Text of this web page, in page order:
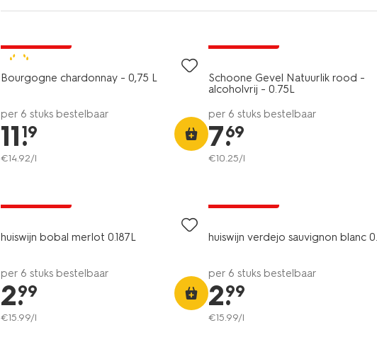
8.5
Bourgogne chardonnay - 0,75 L
per 6 stuks bestelbaar
11.
19
€14.92/l
Schoone Gevel Natuurlik rood -
alcoholvrij - 0.75L
per 6 stuks bestelbaar
7.
69
€10.25/l
huiswijn bobal merlot 0.187L
per 6 stuks bestelbaar
2.
99
€15.99/l
huiswijn verdejo sauvignon blanc
per 6 stuks bestelbaar
2.
99
€15.99/l